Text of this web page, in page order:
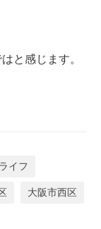
と感じます。
イフ
大阪市西区